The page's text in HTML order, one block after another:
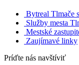
Bytreal Tlmače
Služby mesta
Mestské
Zaujímavé linky
Príďte nás navštíviť